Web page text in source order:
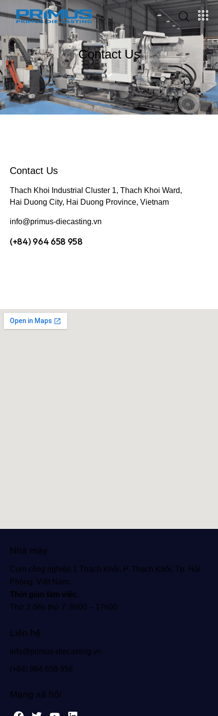
Contact Us
Contact Us
Thach Khoi Industrial Cluster 1, Thach Khoi Ward,
Hai Duong City, Hai Duong Province, Vietnam
info@primus-diecasting.vn
(+84) 964 658 958
Nhà máy
Cụm công nghiệp 1 Thạch Khôi, P. Thạch Khôi, Tp. Hải
Phòng, Việt Nam.
Thời gian làm việc
Thứ 2 đến thứ 7: 8h00 – 17h00
Liên hệ
info@primus-diecasting.vn
(+84) 964 658 958
Mạng xã hội